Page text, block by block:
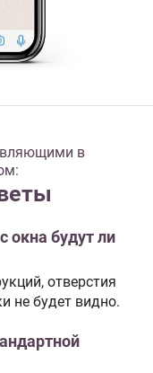
в
окна будут ли
отверстия
не будет видно.